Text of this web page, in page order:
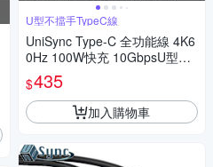
U型不擋手TypeC線
UniSync Type-C 全功能線 4K6
0Hz 100W快充 10GbpsU型充
電線 1米
$435
加入購物車